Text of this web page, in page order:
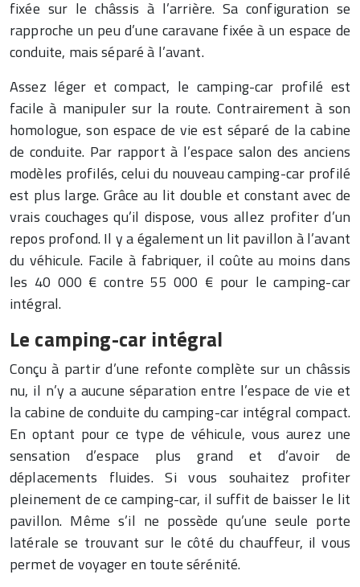
fixée sur le châssis à l’arrière. Sa configuration se
rapproche un peu d’une caravane fixée à un espace de
conduite, mais séparé à l’avant.
Assez léger et compact, le camping-car profilé est
facile à manipuler sur la route. Contrairement à son
homologue, son espace de vie est séparé de la cabine
de conduite. Par rapport à l’espace salon des anciens
modèles profilés, celui du nouveau camping-car profilé
est plus large. Grâce au lit double et constant avec de
vrais couchages qu’il dispose, vous allez profiter d’un
repos profond. Il y a également un lit pavillon à l’avant
du véhicule. Facile à fabriquer, il coûte au moins dans
les 40 000 € contre 55 000 € pour le camping-car
intégral.
Le camping-car intégral
Conçu à partir d’une refonte complète sur un châssis
nu, il n’y a aucune séparation entre l’espace de vie et
la cabine de conduite du camping-car intégral compact.
En optant pour ce type de véhicule, vous aurez une
sensation d’espace plus grand et d’avoir de
déplacements fluides. Si vous souhaitez profiter
pleinement de ce camping-car, il suffit de baisser le lit
pavillon. Même s’il ne possède qu’une seule porte
latérale se trouvant sur le côté du chauffeur, il vous
permet de voyager en toute sérénité.